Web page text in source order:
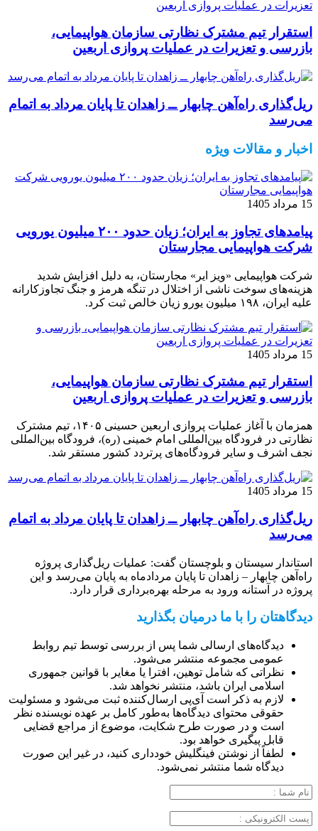
استقرار تیم مشترک نظارتی سازمان هواپیمایی،
بازرسی و تعزیرات در عملیات پروازی اربعین
ریل‌گذاری راه‌آهن چابهار ــ زاهدان تا پایان مرداد به اتمام
می‌رسد
اخبار و مقالات ویژه
15 مرداد 1405
پیامدهای تجاوز به ایران؛ زیان حدود ۲۰۰ میلیون یورویی
شرکت هواپیمایی مجارستان
شرکت هواپیمایی «ویز ایر» مجارستان، به دلیل افزایش شدید
هزینه‌های سوخت ناشی از اختلال در تنگه هرمز و جنگ تجاوزکارانه
علیه ایران، ۱۹۸ میلیون یورو زیان خالص ثبت کرد.
15 مرداد 1405
استقرار تیم مشترک نظارتی سازمان هواپیمایی،
بازرسی و تعزیرات در عملیات پروازی اربعین
همزمان با آغاز عملیات پروازی اربعین حسینی ۱۴۰۵، تیم مشترک
نظارتی در فرودگاه بین‌المللی امام خمینی (ره)، فرودگاه بین‌المللی
نجف اشرف و سایر فرودگاه‌های پرتردد کشور مستقر شد.
15 مرداد 1405
ریل‌گذاری راه‌آهن چابهار ــ زاهدان تا پایان مرداد به اتمام
می‌رسد
استاندار سیستان و بلوچستان گفت: عملیات ریل‌گذاری پروژه
راه‌آهن چابهار – زاهدان تا پایان مردادماه به پایان می‌رسد و این
پروژه در آستانه ورود به مرحله بهره‌برداری قرار دارد.
دیدگاهتان را با ما درمیان بگذارید
دیدگاه‌های ارسالی شما پس از بررسی توسط تیم روابط
عمومی مجموعه منتشر می‌شود.
نظراتی که شامل توهین، افترا یا مغایر با قوانین جمهوری
اسلامی ایران باشد، منتشر نخواهد شد.
لازم به ذکر است آی‌پی ارسال‌کننده ثبت می‌شود و مسئولیت
حقوقی محتوای دیدگاه‌ها به‌طور کامل بر عهده نویسنده نظر
است و در صورت طرح شکایت، موضوع از مراجع قضایی
قابل پیگیری خواهد بود.
لطفاً از نوشتن فینگلیش خودداری کنید، در غیر این صورت
دیدگاه شما منتشر نمی‌شود.